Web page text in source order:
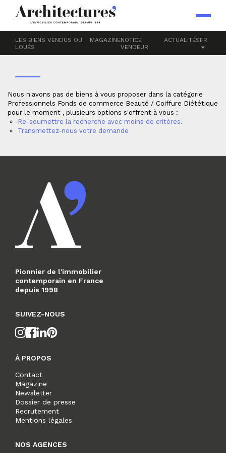
LES BIENS VENDUS OU
LOUÉS
MAGAZINENOTICE
VENDEUR
ACTUALITÉSFR
Accueil Professionnels
Beauté / Coiffure
DIÉTÉTIQUE
Nous n'avons pas de biens à vous proposer dans la catégorie
Professionnels Fonds de commerce Beauté / Coiffure Diététique
pour le moment , plusieurs options s'offrent à vous :
Re-soumettre la recherche avec moins de critères.
Transmettez-nous votre demande
Pionnier de l'immobilier
contemporain en France
depuis 1998
SUIVEZ-NOUS
À PROPOS
Contact
Magazine
Newsletter
Dossier de presse
Recrutement
Mentions légales
NOS AGENCES